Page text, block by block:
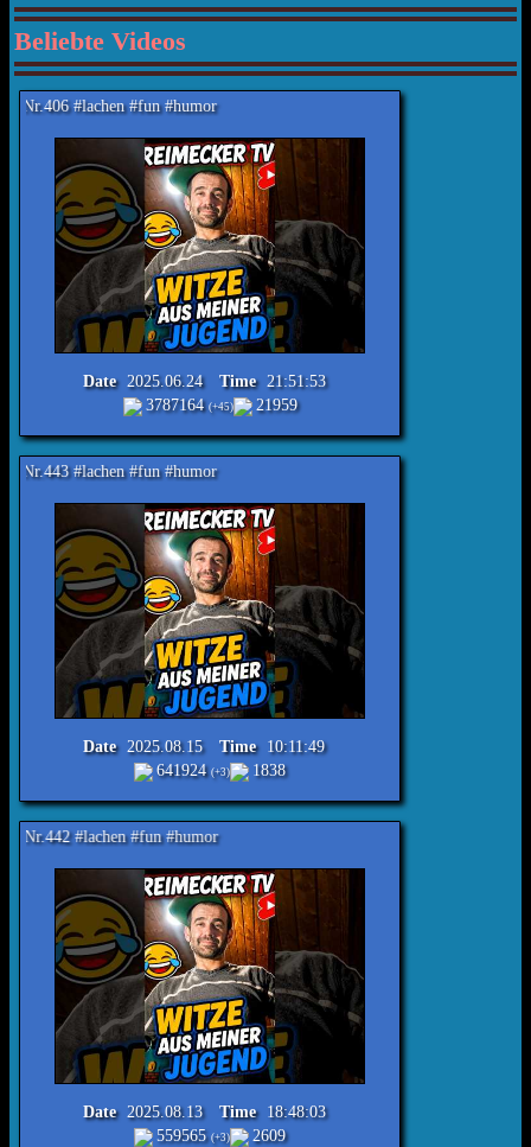
Beliebte Videos
#fun #humor
Date 2025.06.24 Time 21:51:53
3787164(+45) 21959
#fun #humor
Date 2025.08.15 Time 10:11:49
641924(+3) 1838
#fun #humor
Date 2025.08.13 Time 18:48:03
559565(+3) 2609